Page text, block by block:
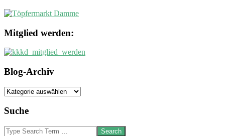
Mitglied werden:
Blog-Archiv
Blog-
Suche
Search